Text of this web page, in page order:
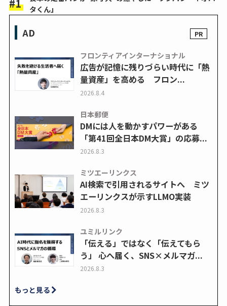
タくん」
AD
フロンティアインターナショナル
広告が記憶に残りづらい時代に「熱
量資産」を高める フロン...
2026.8.4
日本郵便
DMには人を動かすパワーがある
「第41回全日本DM大賞」の応募...
2026.8.3
ミツエーリンクス
AI検索で引用されるサイトへ ミツ
エーリンクスが示すLLMO実装
2026.8.3
ユミルリンク
「伝える」ではなく「伝えてもら
う」 心へ届く、SNS×メルマガ...
2026.8.3
もっと見る